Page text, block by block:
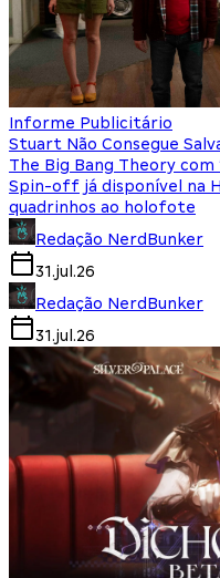
Informe Publicitário
Stuart Não Consegue
The Big Bang Theory com
Spin-off já disponível na
quadrinhos ao holofote
Redação NerdBunker
31.jul.26
Redação NerdBunker
31.jul.26